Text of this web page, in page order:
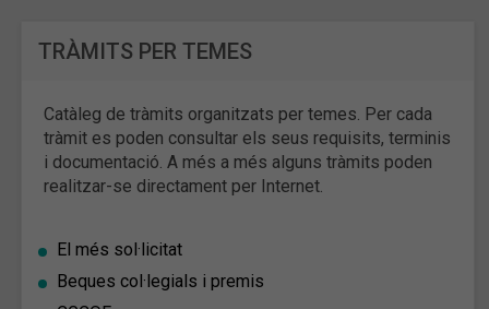
TRÀMITS PER TEMES
Catàleg de tràmits organitzats per temes. Per cada
tràmit es poden consultar els seus requisits, terminis
i documentació. A més a més alguns tràmits poden
realitzar-se directament per Internet.
El més sol·licitat
Beques col·legials i premis